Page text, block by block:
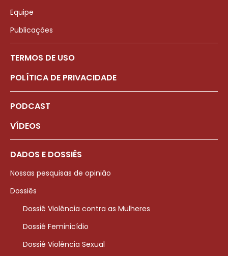
Equipe
Publicações
TERMOS DE USO
POLÍTICA DE PRIVACIDADE
PODCAST
VÍDEOS
DADOS E DOSSIÊS
Nossas pesquisas de opinião
Dossiês
Dossiê Violência contra as Mulheres
Dossiê Feminicídio
Dossiê Violência Sexual